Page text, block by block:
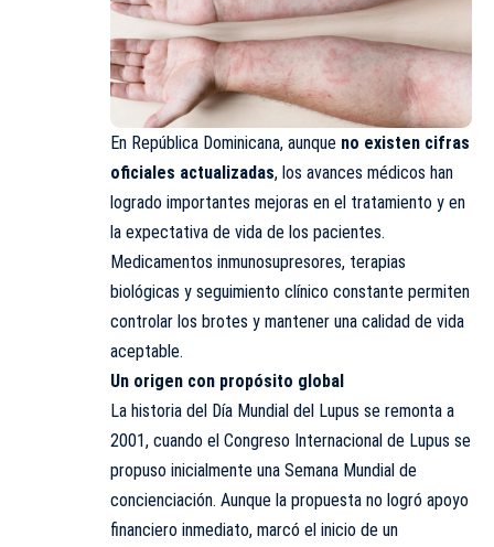
En República Dominicana, aunque no existen cifras
oficiales actualizadas, los avances médicos han
logrado importantes mejoras en el tratamiento y en
la expectativa de vida de los pacientes.
Medicamentos inmunosupresores, terapias
biológicas y seguimiento clínico constante permiten
controlar los brotes y mantener una calidad de vida
aceptable.
Un origen con propósito global
La historia del Día Mundial del Lupus se remonta a
2001, cuando el Congreso Internacional de Lupus se
propuso inicialmente una Semana Mundial de
concienciación. Aunque la propuesta no logró apoyo
financiero inmediato, marcó el inicio de un